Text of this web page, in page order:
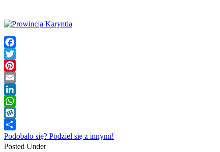
Facebook
Twitter
Pinterest
Email
LinkedIn
WhatsApp
Wykop
Podobało się? Podziel się z innymi!
Posted Under